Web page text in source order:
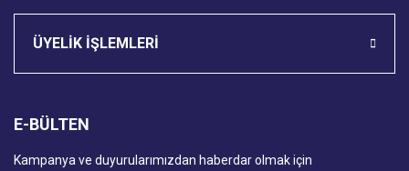
ÜYELİK İŞLEMLERİ
E-BÜLTEN
Kampanya ve duyurularımızdan haberdar olmak için